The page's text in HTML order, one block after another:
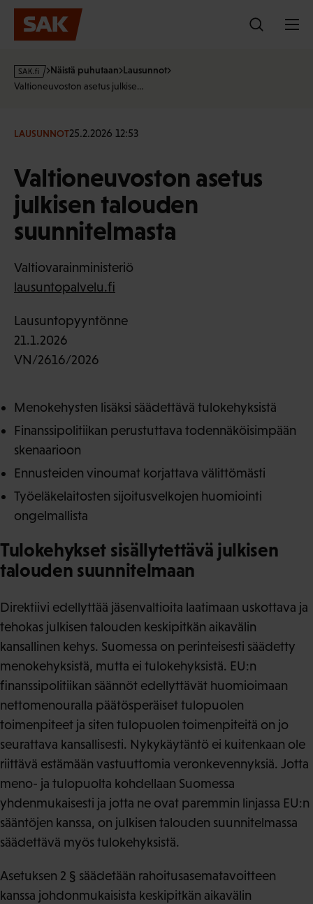
Hyppää
sisältöön
s
a
f
Näistä puhutaan Lausunnot
Valtioneuvoston asetus julkise…
LAUSUNNOT25.2.2026 12:53
Valtioneuvoston asetus
julkisen talouden
suunnitelmasta
Valtiovarainministeriö
lausuntopalvelu.fi
Lausuntopyyntönne
21.1.2026
VN/2616/2026
Menokehysten lisäksi säädettävä tulokehyksistä
Finanssipolitiikan perustuttava todennäköisimpään
skenaarioon
Ennusteiden vinoumat korjattava välittömästi
Työeläkelaitosten sijoitusvelkojen huomiointi
ongelmallista
Tulokehykset sisällytettävä julkisen
talouden suunnitelmaan
Direktiivi edellyttää jäsenvaltioita laatimaan uskottava ja
tehokas julkisen talouden keskipitkän aikavälin
kansallinen kehys. Suomessa on perinteisesti säädetty
menokehyksistä, mutta ei tulokehyksistä. EU:n
finanssipolitiikan säännöt edellyttävät huomioimaan
nettomenouralla päätösperäiset tulopuolen
toimenpiteet ja siten tulopuolen toimenpiteitä on jo
seurattava kansallisesti. Nykykäytäntö ei kuitenkaan ole
riittävä estämään vastuuttomia veronkevennyksiä. Jotta
meno- ja tulopuolta kohdellaan Suomessa
yhdenmukaisesti ja jotta ne ovat paremmin linjassa EU:n
sääntöjen kanssa, on julkisen talouden suunnitelmassa
säädettävä myös tulokehyksistä.
Asetuksen 2 § säädetään rahoitusasematavoitteen
kanssa johdonmukaisista keskipitkän aikavälin